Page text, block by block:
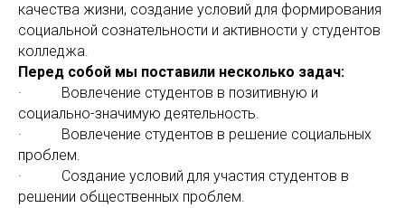
качества жизни, создание условий для формирования
социальной сознательности и активности у студентов
колледжа.
Перед собой мы поставили несколько задач:
· Вовлечение студентов в позитивную и
социально-значимую деятельность.
· Вовлечение студентов в решение социальных
проблем.
· Создание условий для участия студентов в
решении общественных проблем.